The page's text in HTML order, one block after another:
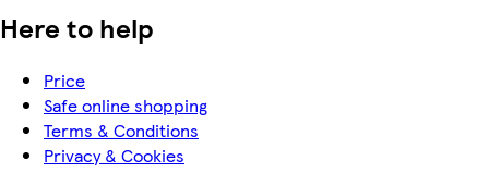
Here to help
Price
Safe online shopping
Terms & Conditions
Privacy & Cookies